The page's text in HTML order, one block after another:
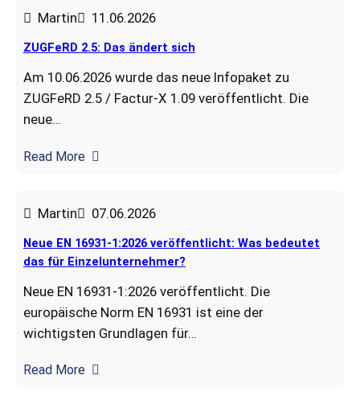
Martin 11.06.2026
ZUGFeRD 2.5: Das ändert sich
Am 10.06.2026 wurde das neue Infopaket zu
ZUGFeRD 2.5 / Factur-X 1.09 veröffentlicht. Die
neue…
Read More
Martin 07.06.2026
Neue EN 16931-1:2026 veröffentlicht: Was bedeutet
das für Einzelunternehmer?
Neue EN 16931-1:2026 veröffentlicht. Die
europäische Norm EN 16931 ist eine der
wichtigsten Grundlagen für…
Read More